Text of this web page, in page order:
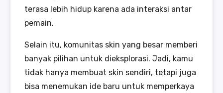
terasa lebih hidup karena ada interaksi antar
pemain.
Selain itu, komunitas skin yang besar memberi
banyak pilihan untuk dieksplorasi. Jadi, kamu
tidak hanya membuat skin sendiri, tetapi juga
bisa menemukan ide baru untuk memperkaya